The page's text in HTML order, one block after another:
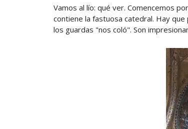
Vamos al lío: qué ver. Comencemos
contiene la fastuosa catedral. Hay
los guardas "nos coló". Son